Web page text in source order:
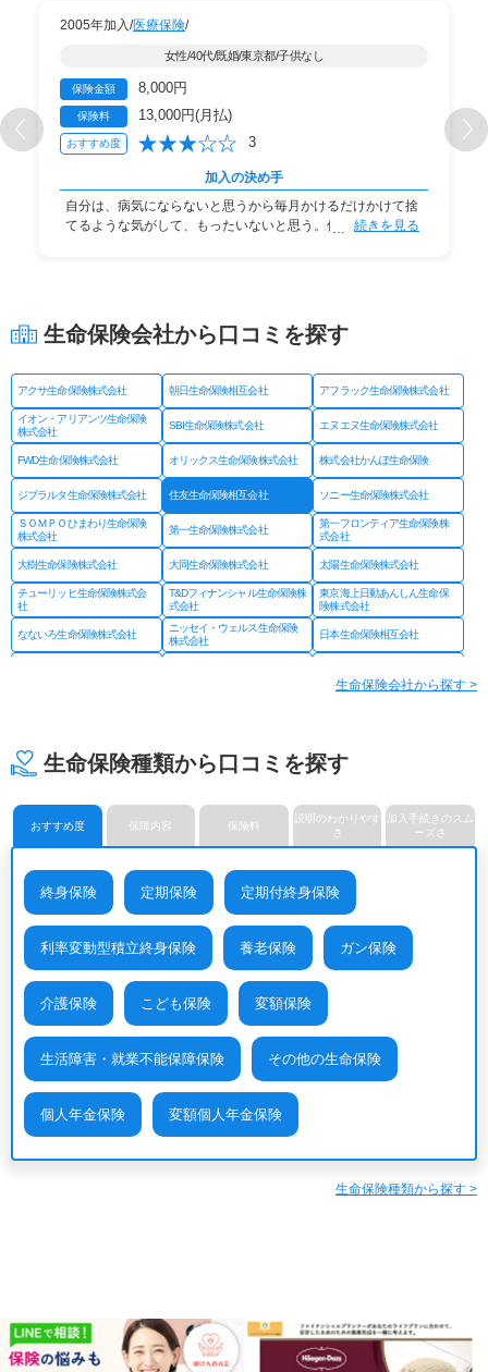
2005年加入/医療保険/
女性/40代/既婚/東京都/子供なし
保険金額 8,000円
保険料 13,000円(月払)
おすすめ度 3
加入の決め手
自分は、病気にならないと思うから毎月かけるだけかけて捨
てるような気がして、もったいないと思う。保険料続きを見る
生命保険会社から口コミを探す
アクサ生命保険株式会社 朝日生命保険相互会社 アフラック生命保険株式会社
イオン・アリアンツ生命保険
株式会社
SBI生命保険株式会社 エヌエヌ生命保険株式会社
FWD生命保険株式会社 オリックス生命保険株式会社 株式会社かんぽ生命保険
ジブラルタ生命保険株式会社 住友生命保険相互会社 ソニー生命保険株式会社
ＳＯＭＰＯひまわり生命保険
株式会社
第一生命保険株式会社
第一フロンティア生命保険株
式会社
大樹生命保険株式会社 大同生命保険株式会社 太陽生命保険株式会社
チューリッヒ生命保険株式会
社
T&Dフィナンシャル生命保険株
式会社
東京海上日動あんしん生命保
険株式会社
なないろ生命保険株式会社
ニッセイ・ウェルス生命保険
株式会社
日本生命保険相互会社
みどり生命保険株式会社 明治安田生命保険相互会社
メットライフ生命保険株式会
メディケア生命保険株式会社 楽天生命保険株式会社
生命保険会社から探す >
生命保険種類から口コミを探す
おすすめ度 保障内容 保険料
説明のわかりやす
さ
加入手続きのスム
ーズさ
終身保険 定期保険 定期付終身保険
利率変動型積立終身保険 養老保険 ガン保険
介護保険 こども保険 変額保険
生活障害・就業不能保障保険 その他の生命保険
個人年金保険 変額個人年金保険
生命保険種類から探す >